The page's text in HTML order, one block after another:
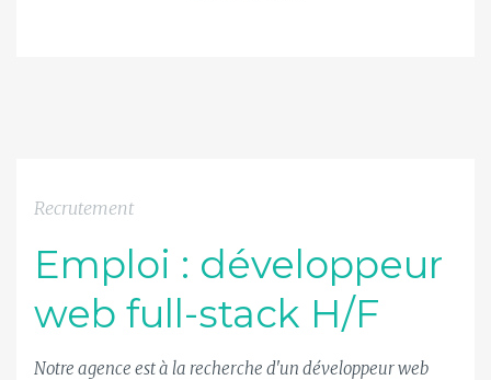
Recrutement
Emploi : développeur
web full-stack H/F
Notre agence est à la recherche d'un développeur web